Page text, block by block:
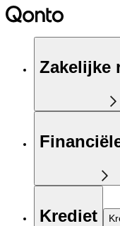
Zakelijke
Krediet